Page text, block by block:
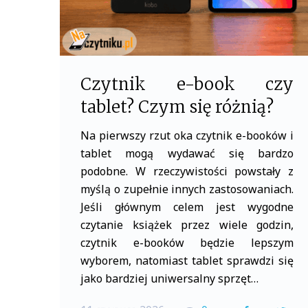
Czytnik e-book czy
tablet? Czym się różnią?
Na pierwszy rzut oka czytnik e-booków i
tablet mogą wydawać się bardzo
podobne. W rzeczywistości powstały z
myślą o zupełnie innych zastosowaniach.
Jeśli głównym celem jest wygodne
czytanie książek przez wiele godzin,
czytnik e-booków będzie lepszym
wyborem, natomiast tablet sprawdzi się
jako bardziej uniwersalny sprzęt…